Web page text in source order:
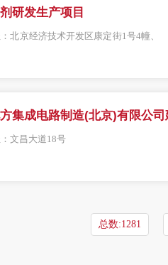
研发生产项目
北京经济技术开发区康定街1号4幢、
集成电路制造(北京)有限公
文昌大道18号
总数:1281